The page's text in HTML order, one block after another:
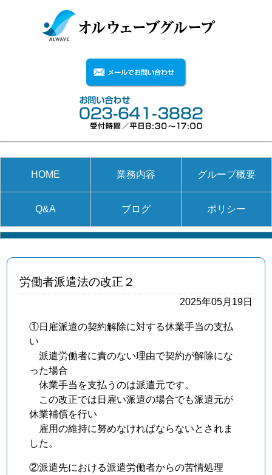
HOME 業務内容 グループ概要
Q&A ブログ ポリシー
労働者派遣法の改正２
2025年05月19日
①日雇派遣の契約解除に対する休業手当の支払
い
派遣労働者に責のない理由で契約が解除にな
った場合
休業手当を支払うのは派遣元です。
この改正では日雇い派遣の場合でも派遣元が
休業補償を行い
雇用の維持に努めなければならないとされま
した。
②派遣先における派遣労働者からの苦情処理